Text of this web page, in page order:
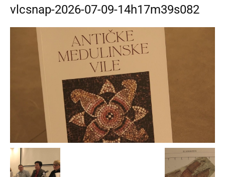
vlcsnap-2026-07-09-14h17m39s082